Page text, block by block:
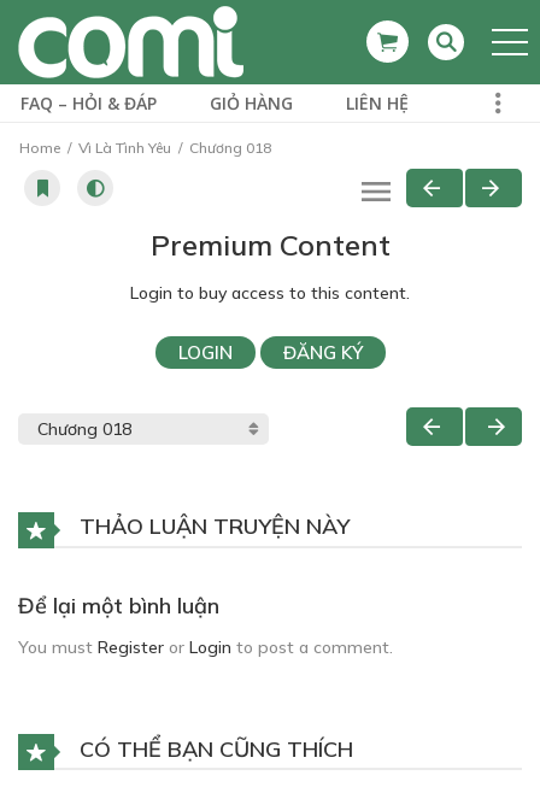
FAQ – HỎI & ĐÁP GIỎ HÀNG LIÊN HỆ
Home Vì Là Tình Yêu Chương 018
Premium Content
Login to buy access to this content.
LOGIN ĐĂNG KÝ
THẢO LUẬN TRUYỆN NÀY
Để lại một bình luận
You must Register or Login to post a comment.
CÓ THỂ BẠN CŨNG THÍCH